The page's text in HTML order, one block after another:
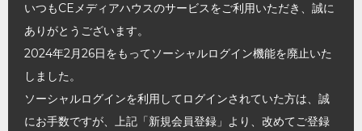
いつもCEメディアハウスのサービスをご利用いただき、誠に
ありがとうございます。
2024年2月26日をもってソーシャルログイン機能を廃止いた
しました。
ソーシャルログインを利用してログインされていた方は、誠
にお手数ですが、上記「新規会員登録」より、改めてご登録